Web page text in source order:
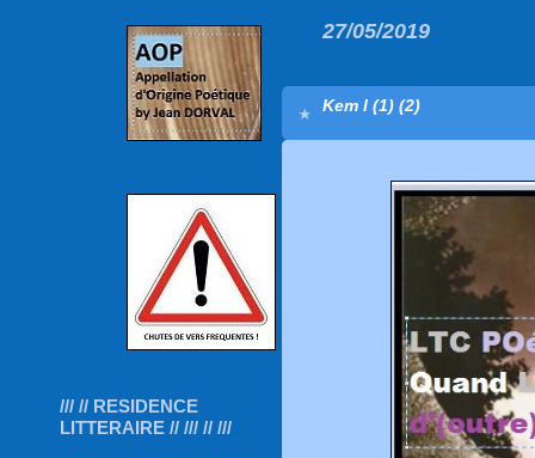
/// // RESIDENCE
LITTERAIRE // /// // ///
27/05/2019
Kem I (1) (2)